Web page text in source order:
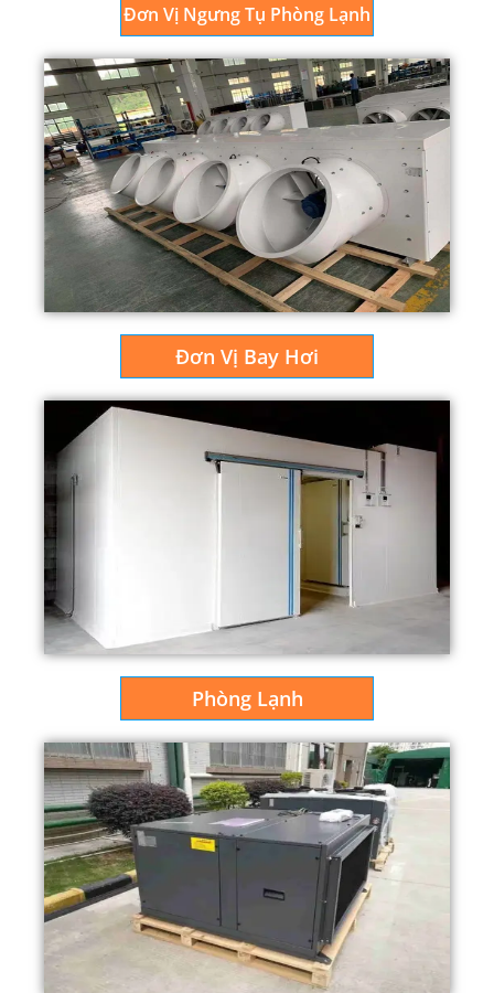
Đơn Vị Ngưng Tụ Phòng Lạnh
Đơn Vị Bay Hơi
Phòng Lạnh